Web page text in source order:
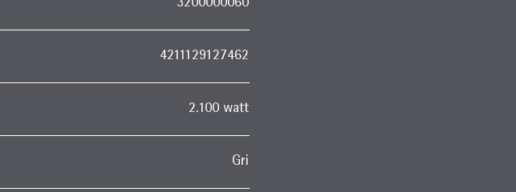
3200000060
4211129127462
2.100 watt
Gri